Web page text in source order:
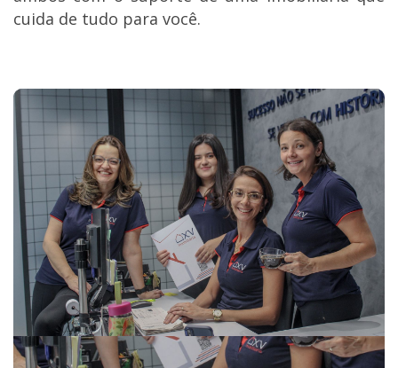
cuida de tudo para você.